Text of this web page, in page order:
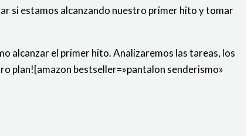
si estamos alcanzando nuestro primer hito y tomar
alcanzar el primer hito. Analizaremos las tareas, los
plan![amazon bestseller=»pantalon senderismo»